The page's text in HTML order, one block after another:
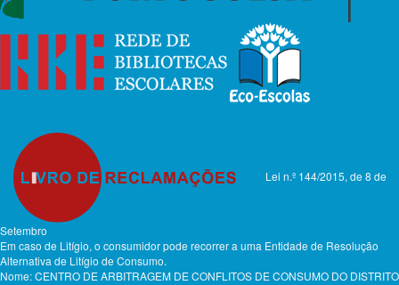
Lei n.º 144/2015, de 8 de
Setembro
Em caso de Litígio, o consumidor pode recorrer a uma Entidade de Resolução
Alternativa de Litígio de Consumo.
Nome: CENTRO DE ARBITRAGEM DE CONFLITOS DE CONSUMO DO DISTRITO